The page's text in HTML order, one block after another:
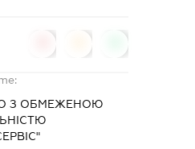
З ОБМЕЖЕНОЮ